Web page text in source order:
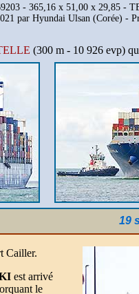
- 365,16 x 51,00 x 29,85 -
par Hyundai Ulsan (Corée) -
(300 m - 10 926 evp)
19
Cailler.
est arrivé
le